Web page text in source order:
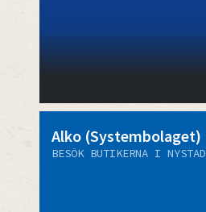
Alko (Systembolaget)
BESÖK BUTIKERNA I NYSTAD